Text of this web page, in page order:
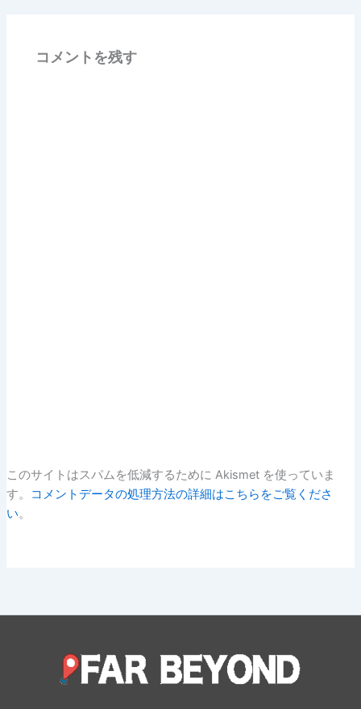
コメントを残す
このサイトはスパムを低減するために Akismet を使っていま
す。
コメントデータの処理方法の詳細はこちらをご覧くださ
い。